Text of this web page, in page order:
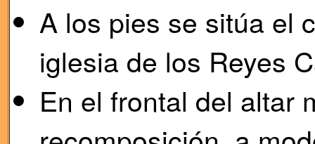
A los pies se sitúa el
iglesia de los Reyes
En el frontal del altar